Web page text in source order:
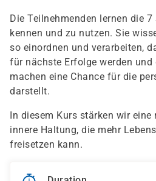
Die Teilnehmenden lernen die
kennen und zu nutzen. Sie
so einordnen und verarbeiten,
für nächste Erfolge werden und
machen eine Chance für die
darstellt.
In diesem Kurs stärken wir eine
innere Haltung, die mehr
freisetzen kann.